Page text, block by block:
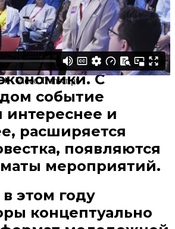
форум – это
событие в мире
С
событие
интереснее и
расширяется
появляются
мероприятий.
этом году
концептуально